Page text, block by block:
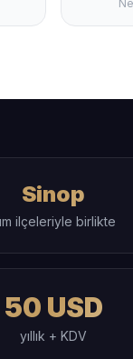
Sinop
ilçeleriyle birlikte
50 USD
yıllık + KDV